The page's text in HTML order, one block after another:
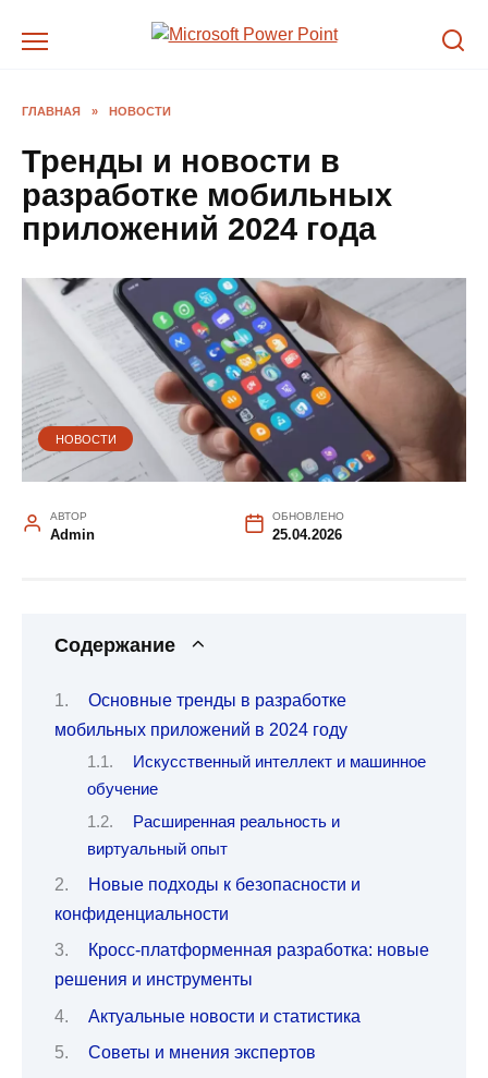
ГЛАВНАЯ » НОВОСТИ
Тренды и новости в
разработке мобильных
приложений 2024 года
НОВОСТИ
АВТОР
Admin
ОБНОВЛЕНО
25.04.2026
Содержание
Основные тренды в разработке
мобильных приложений в 2024 году
Искусственный интеллект и машинное
обучение
Расширенная реальность и
виртуальный опыт
Новые подходы к безопасности и
конфиденциальности
Кросс-платформенная разработка: новые
решения и инструменты
Актуальные новости и статистика
Советы и мнения экспертов